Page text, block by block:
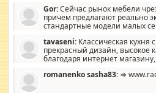
Gor:Сейчас рынок мебели
причем предлагают реально
стандартные модели малых
стандартные формы, в MebelOk,
со вкусом все в порядке, без
мебель, а это не последний фактор.
tavaseni: Классическая кухня
прекрасный дизайн, высокое
благодаря интернет
romanenko sasha83: ⇒